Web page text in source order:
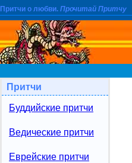
Притчи о любви. Прочитай Притчу
Притчи
Буддийские притчи
Ведические притчи
Еврейские притчи